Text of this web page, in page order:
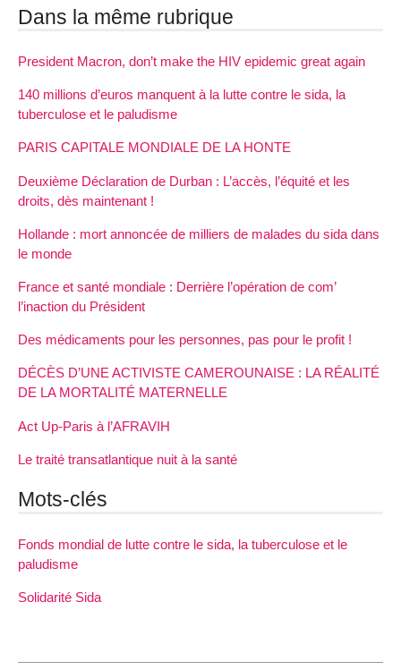
Dans la même rubrique
President Macron, don’t make the HIV epidemic great again
140 millions d’euros manquent à la lutte contre le sida, la
tuberculose et le paludisme
PARIS CAPITALE MONDIALE DE LA HONTE
Deuxième Déclaration de Durban : L’accès, l’équité et les
droits, dès maintenant !
Hollande : mort annoncée de milliers de malades du sida dans
le monde
France et santé mondiale : Derrière l’opération de com’
l’inaction du Président
Des médicaments pour les personnes, pas pour le profit !
DÉCÈS D’UNE ACTIVISTE CAMEROUNAISE : LA RÉALITÉ
DE LA MORTALITÉ MATERNELLE
Act Up-Paris à l’AFRAVIH
Le traité transatlantique nuit à la santé
Mots-clés
Fonds mondial de lutte contre le sida, la tuberculose et le
paludisme
Solidarité Sida